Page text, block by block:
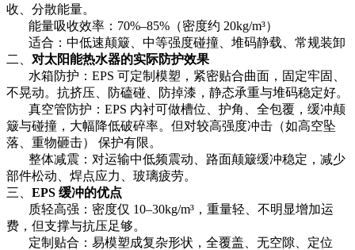
收、分散能量。
能量吸收效率：70%–85%（密度约 20kg/m³）
适合：中低速颠簸、中等强度碰撞、堆码静载、常规装卸
二、 对太阳能热水器的实际防护效果
水箱防护：EPS 可定制模塑，紧密贴合曲面，固定牢固、
不晃动。抗挤压、防磕碰、防掉漆，静态承重与堆码稳定好。
真空管防护：EPS 内衬可做槽位、护角、全包覆，缓冲颠
簸与碰撞，大幅降低破碎率。但对较高强度冲击（如高空坠
落、重物砸击）
保护有限。
整体减震：对运输中低频震动、路面颠簸缓冲稳定，减少
部件松动、焊点应力、玻璃疲劳。
三、 EPS 缓冲的优点
质轻高强：密度仅 10–30kg/m³，重量轻、不明显增加运
费，但支撑与抗压足够。
定制贴合：易模塑成复杂形状，全覆盖、无空隙、定位